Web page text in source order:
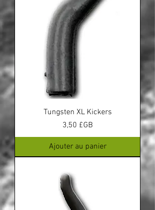
Tungsten XL Kickers
Prix
3,50 £GB
Ajouter au panier